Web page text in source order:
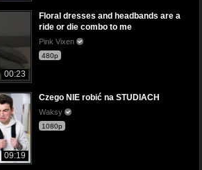
00:23
Floral dresses and headbands are a
ride or die combo to me
Pink Vixen
480p
09:19
Czego NIE robić na STUDIACH
Waksy
1080p